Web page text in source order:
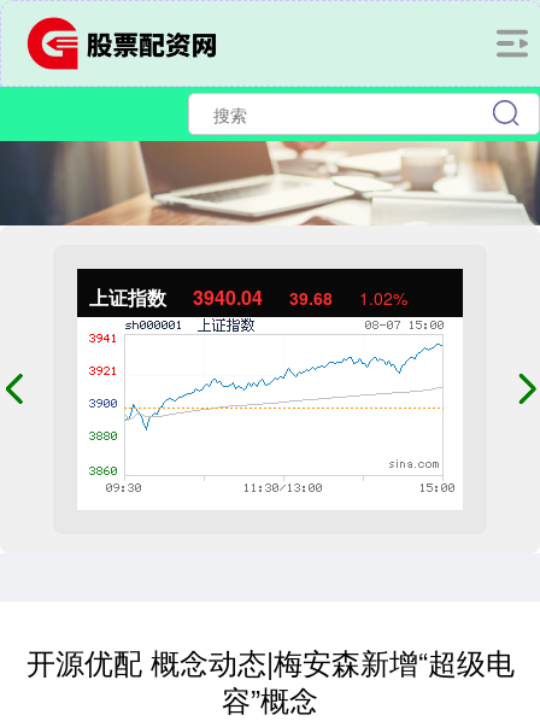
上证指数 3940.04 39.68 1.02%
开源优配 概念动态|梅安森新增“超级电
容”概念